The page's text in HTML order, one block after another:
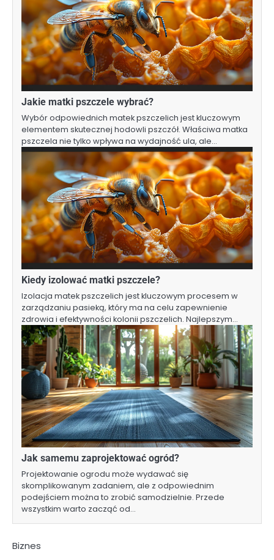
Jakie matki pszczele wybrać?
Wybór odpowiednich matek pszczelich jest kluczowym
elementem skutecznej hodowli pszczół. Właściwa matka
pszczela nie tylko wpływa na wydajność ula, ale…
Kiedy izolować matki pszczele?
Izolacja matek pszczelich jest kluczowym procesem w
zarządzaniu pasieką, który ma na celu zapewnienie
zdrowia i efektywności kolonii pszczelich. Najlepszym…
Jak samemu zaprojektować ogród?
Projektowanie ogrodu może wydawać się
skomplikowanym zadaniem, ale z odpowiednim
podejściem można to zrobić samodzielnie. Przede
wszystkim warto zacząć od…
Biznes